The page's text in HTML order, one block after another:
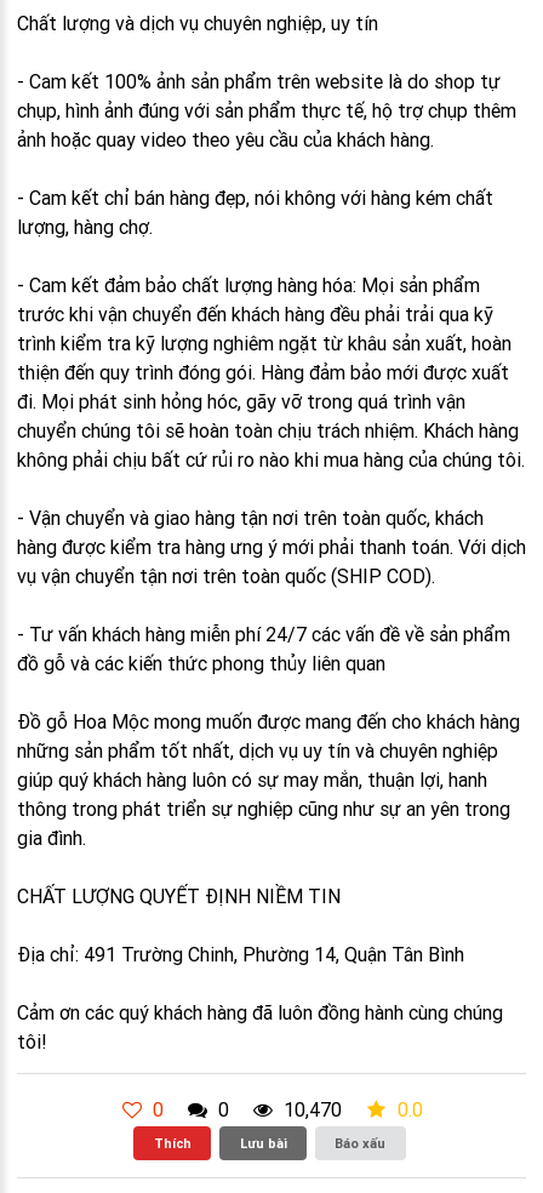
Chất lượng và dịch vụ chuyên nghiệp, uy tín
- Cam kết 100% ảnh sản phẩm trên website là do shop tự
chụp, hình ảnh đúng với sản phẩm thực tế, hộ trợ chụp thêm
ảnh hoặc quay video theo yêu cầu của khách hàng.
- Cam kết chỉ bán hàng đẹp, nói không với hàng kém chất
lượng, hàng chợ.
- Cam kết đảm bảo chất lượng hàng hóa: Mọi sản phẩm
trước khi vận chuyển đến khách hàng đều phải trải qua kỹ
trình kiểm tra kỹ lượng nghiêm ngặt từ khâu sản xuất, hoàn
thiện đến quy trình đóng gói. Hàng đảm bảo mới được xuất
đi. Mọi phát sinh hỏng hóc, gãy vỡ trong quá trình vận
chuyển chúng tôi sẽ hoàn toàn chịu trách nhiệm. Khách hàng
không phải chịu bất cứ rủi ro nào khi mua hàng của chúng tôi.
- Vận chuyển và giao hàng tận nơi trên toàn quốc, khách
hàng được kiểm tra hàng ưng ý mới phải thanh toán. Với dịch
vụ vận chuyển tận nơi trên toàn quốc (SHIP COD).
- Tư vấn khách hàng miễn phí 24/7 các vấn đề về sản phẩm
đồ gỗ và các kiến thức phong thủy liên quan
Đồ gỗ Hoa Mộc mong muốn được mang đến cho khách hàng
những sản phẩm tốt nhất, dịch vụ uy tín và chuyên nghiệp
giúp quý khách hàng luôn có sự may mắn, thuận lợi, hanh
thông trong phát triển sự nghiệp cũng như sự an yên trong
gia đình.
CHẤT LƯỢNG QUYẾT ĐỊNH NIỀM TIN
Địa chỉ: 491 Trường Chinh, Phường 14, Quận Tân Bình
Cảm ơn các quý khách hàng đã luôn đồng hành cùng chúng
tôi!
0 0 10,470 0.0
Thích Lưu bài Báo xấu